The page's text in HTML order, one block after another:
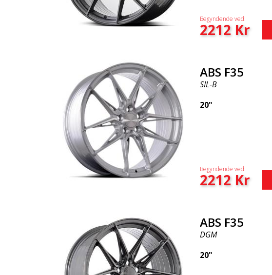
Begyndende ved:
2212Kr
ABS F35
SIL-B
20"
Begyndende ved:
2212Kr
ABS F35
DGM
20"